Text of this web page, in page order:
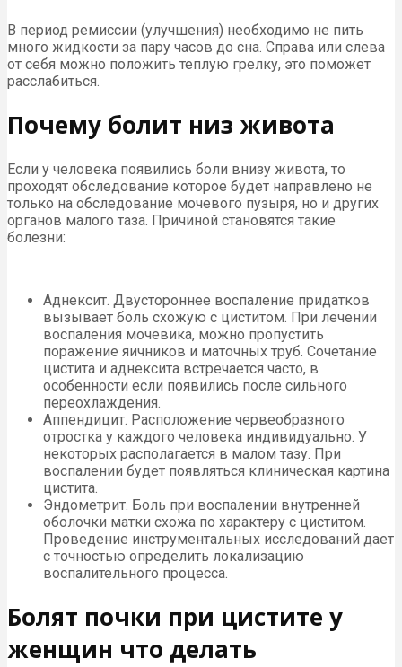
В период ремиссии (улучшения) необходимо не пить
много жидкости за пару часов до сна. Справа или слева
от себя можно положить теплую грелку, это поможет
расслабиться.
Почему болит низ живота
Если у человека появились боли внизу живота, то
проходят обследование которое будет направлено не
только на обследование мочевого пузыря, но и других
органов малого таза. Причиной становятся такие
болезни:
Аднексит. Двустороннее воспаление придатков
вызывает боль схожую с циститом. При лечении
воспаления мочевика, можно пропустить
поражение яичников и маточных труб. Сочетание
цистита и аднексита встречается часто, в
особенности если появились после сильного
переохлаждения.
Аппендицит. Расположение червеобразного
отростка у каждого человека индивидуально. У
некоторых располагается в малом тазу. При
воспалении будет появляться клиническая картина
цистита.
Эндометрит. Боль при воспалении внутренней
оболочки матки схожа по характеру с циститом.
Проведение инструментальных исследований дает
с точностью определить локализацию
воспалительного процесса.
Болят почки при цистите у
женщин что делать